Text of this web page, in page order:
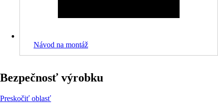
Návod na montáž
Bezpečnosť výrobku
Preskočiť oblasť